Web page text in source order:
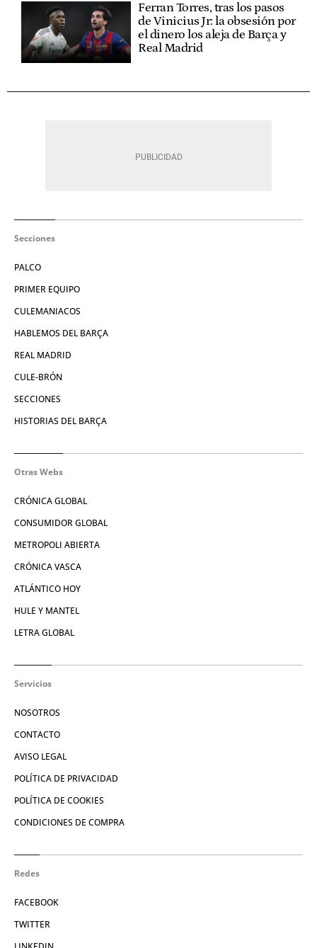
Ferran Torres, tras los pasos
de Vinicius Jr: la obsesión por
el dinero los aleja de Barça y
Real Madrid
Secciones
PALCO
PRIMER EQUIPO
CULEMANIACOS
HABLEMOS DEL BARÇA
REAL MADRID
CULE-BRÓN
SECCIONES
HISTORIAS DEL BARÇA
Otras Webs
CRÓNICA GLOBAL
CONSUMIDOR GLOBAL
METROPOLI ABIERTA
CRÓNICA VASCA
ATLÁNTICO HOY
HULE Y MANTEL
LETRA GLOBAL
Servicios
NOSOTROS
CONTACTO
AVISO LEGAL
POLÍTICA DE PRIVACIDAD
POLÍTICA DE COOKIES
CONDICIONES DE COMPRA
Redes
FACEBOOK
TWITTER